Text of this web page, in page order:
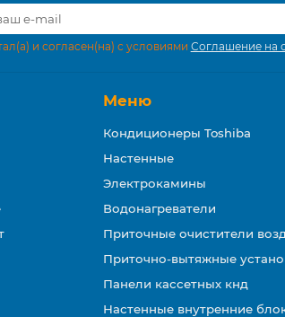
и согласен(на) с условиями Соглашение на
Меню
Кондиционеры Toshiba
Настенные
Электрокамины
Водонагреватели
Приточные очистители
Приточно-вытяжные
Панели кассетных кнд
Настенные внутренние